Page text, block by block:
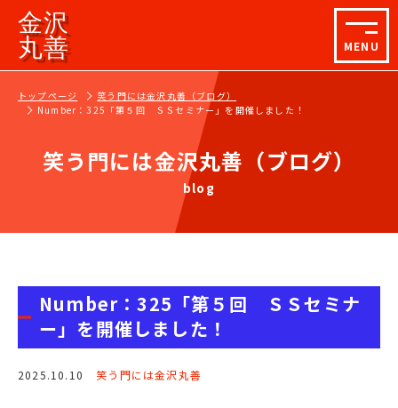
金沢
丸善
MENU
トップページ
笑う門には金沢丸善（ブログ）
Number：325「第５回 ＳＳセミナー」を開催しました！
笑う門には金沢丸善（ブログ）
blog
Number：325「第５回 ＳＳセミナ
ー」を開催しました！
2025.10.10 笑う門には金沢丸善